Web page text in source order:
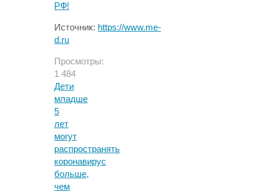
РФ!
Источник: https://www.me-
d.ru
Просмотры:
1 484
Дети
младше
5
лет
могут
распространять
коронавирус
больше,
чем